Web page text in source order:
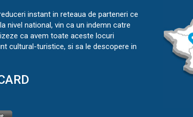
instant in reteaua de parteneri ce
nivel national, vin ca un indemn catre
ca avem toate aceste locuri
cultural-turistice, si sa le descopere in